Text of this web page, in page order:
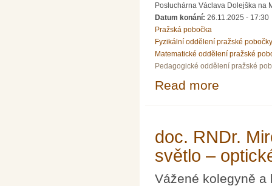
Posluchárna Václava Dolejška na
Datum konání: 26.11.2025 - 17:30
Pražská pobočka
Fyzikální oddělení pražské pobočky
Matematické oddělení pražské
Pedagogické oddělení pražské
Read more
doc. RNDr.
světlo –
Vážené kolegyně a